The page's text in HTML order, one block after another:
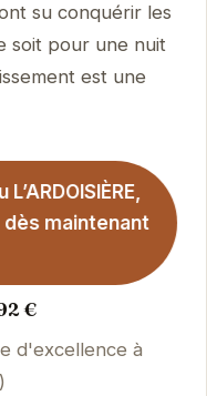
su conquérir les
soit pour une nuit
est une
dès maintenant
€
d'excellence à